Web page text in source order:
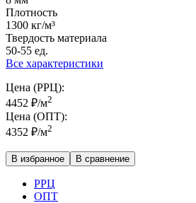
Плотность
1300 кг/м³
Твердость материала
50-55 ед.
Все характеристики
Цена (РРЦ):
4452 ₽/м2
Цена (ОПТ):
4352 ₽/м2
В избранное В сравнение
РРЦ
ОПТ